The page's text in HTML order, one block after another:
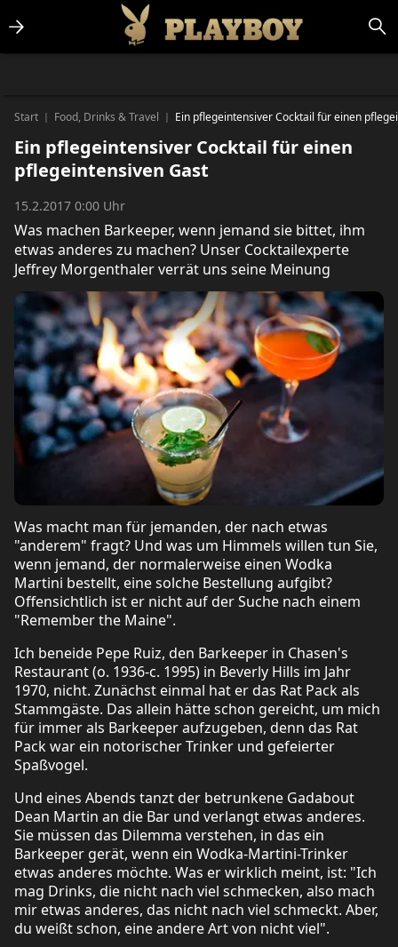
Start | Food, Drinks & Travel | Ein pflegeintensiver Cocktail für einen
Ein pflegeintensiver Cocktail für einen
pflegeintensiven Gast
15.2.2017 0:00 Uhr
Was machen Barkeeper, wenn jemand sie bittet, ihm
etwas anderes zu machen? Unser Cocktailexperte
Jeffrey Morgenthaler verrät uns seine Meinung
Was macht man für jemanden, der nach etwas
"anderem" fragt? Und was um Himmels willen tun Sie,
wenn jemand, der normalerweise einen Wodka
Martini bestellt, eine solche Bestellung aufgibt?
Offensichtlich ist er nicht auf der Suche nach einem
"Remember the Maine".
Ich beneide Pepe Ruiz, den Barkeeper in Chasen's
Restaurant (o. 1936-c. 1995) in Beverly Hills im Jahr
1970, nicht. Zunächst einmal hat er das Rat Pack als
Stammgäste. Das allein hätte schon gereicht, um mich
für immer als Barkeeper aufzugeben, denn das Rat
Pack war ein notorischer Trinker und gefeierter
Spaßvogel.
Und eines Abends tanzt der betrunkene Gadabout
Dean Martin an die Bar und verlangt etwas anderes.
Sie müssen das Dilemma verstehen, in das ein
Barkeeper gerät, wenn ein Wodka-Martini-Trinker
etwas anderes möchte. Was er wirklich meint, ist: "Ich
mag Drinks, die nicht nach viel schmecken, also mach
mir etwas anderes, das nicht nach viel schmeckt. Aber,
du weißt schon, eine andere Art von nicht viel".